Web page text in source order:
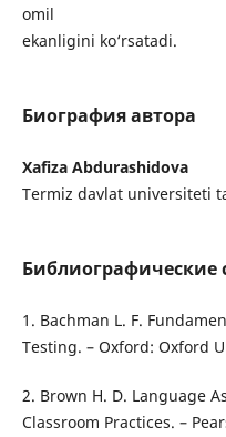
omil
ekanligini ko‘rsatadi.
Биография автора
Xafiza Abdurashidova
Termiz davlat universiteti
Библиографические
1. Bachman L. F.
Testing. – Oxford: Oxford
2. Brown H. D. Language
Classroom Practices. –